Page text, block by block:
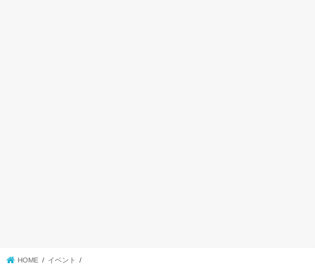
HOME
イベント